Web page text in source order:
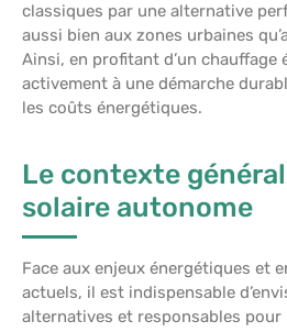
classiques par une alternative
aussi bien aux zones urbaines
Ainsi, en profitant d’un chauffage
activement à une démarche
les coûts énergétiques.
Le contexte
solaire autonome
Face aux enjeux énergétiques et
actuels, il est indispensable
alternatives et responsables